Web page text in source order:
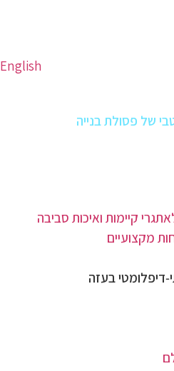
English
של פסולת בנייה
קיימות ואיכות סביבה
מקצועיים
בעזה